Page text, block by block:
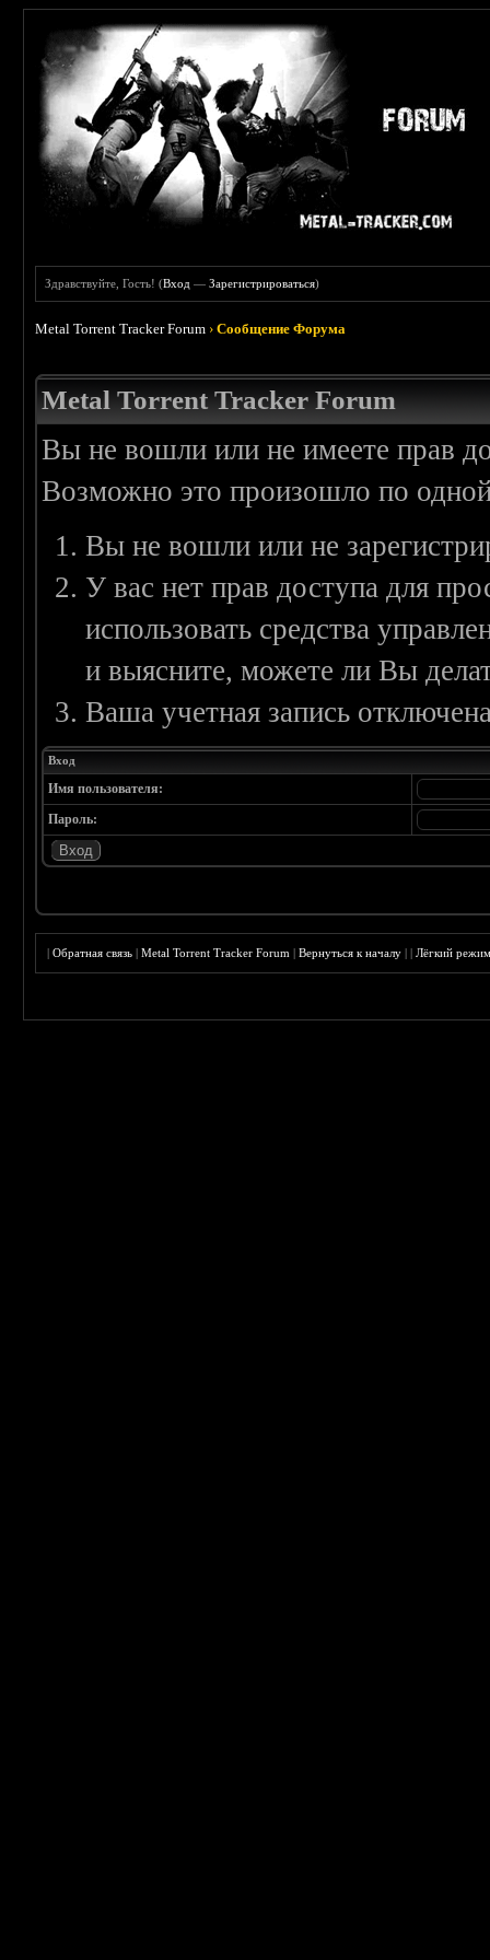
Здравствуйте, Гость! (Вход —Зарегистрироваться)
Metal Torrent Tracker Forum ›Сообщение Форума
Metal Torrent Tracker Forum
Вы не вошли или не имеете прав
Возможно это произошло по
Вы не вошли или не
У вас нет прав доступа для
использовать средства
и выясните, можете ли Вы
Ваша учетная запись
Вход
Имя пользователя:
Пароль:
|Обратная связь |Metal Torrent Tracker Forum |Вернуться к началу ||Лёгкий